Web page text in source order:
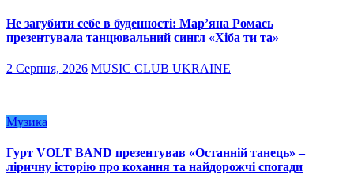
Не загубити себе в буденності: Мар’яна Ромась
презентувала танцювальний сингл «Хіба ти та»
2 Серпня, 2026 MUSIC CLUB UKRAINE
Музика
Гурт VOLT BAND презентував «Останній танець» –
ліричну історію про кохання та найдорожчі спогади